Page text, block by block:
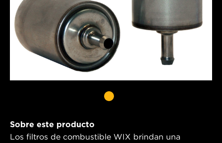
Sobre este producto
Los filtros de combustible WIX brindan una